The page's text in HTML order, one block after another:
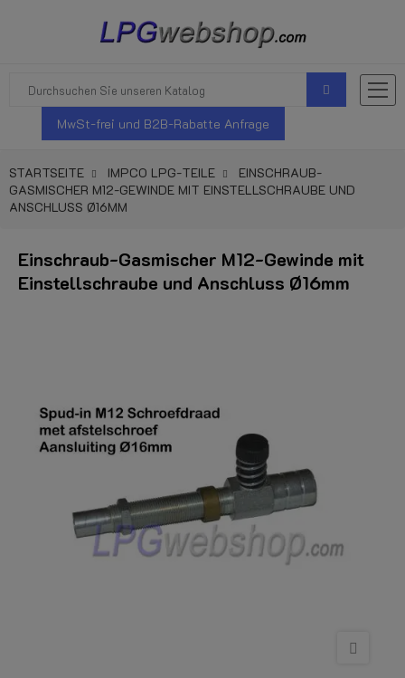
MwSt-frei und B2B-Rabatte Anfrage
STARTSEITE IMPCO LPG-TEILE
EINSCHRAUB-
GASMISCHER M12-GEWINDE MIT EINSTELLSCHRAUBE UND
ANSCHLUSS Ø16MM
Einschraub-Gasmischer M12-Gewinde mit
Einstellschraube und Anschluss Ø16mm